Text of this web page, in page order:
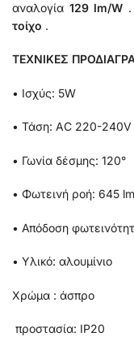
αναλογία 129 lm/W
τοίχο .
ΤΕΧΝΙΚΕΣ
• Ισχύς: 5W
• Τάση: AC 220-
• Γωνία δέσμης: 120°
• Φωτεινή ροή: 645 lm
• Απόδοση
• Υλικό: αλουμίνιο
Χρώμα : άσπρο
προστασία: IP20